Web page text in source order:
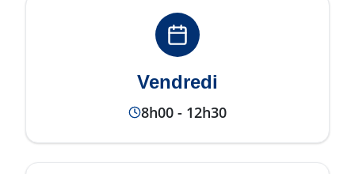
Vendredi
8h00 - 12h30